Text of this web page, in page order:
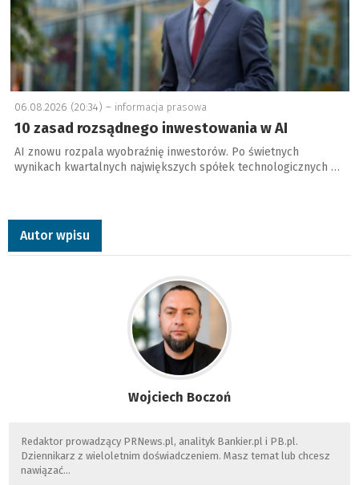
06.08.2026 (20:34) – informacja prasowa
10 zasad rozsądnego inwestowania w AI
AI znowu rozpala wyobraźnię inwestorów. Po świetnych
wynikach kwartalnych największych spółek technologicznych …
Autor wpisu
Wojciech Boczoń
Redaktor prowadzący PRNews.pl, analityk Bankier.pl i PB.pl.
Dziennikarz z wieloletnim doświadczeniem. Masz temat lub chcesz
nawiązać…